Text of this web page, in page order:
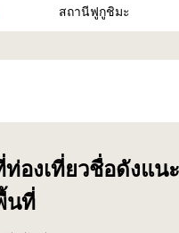
สถานีฟูกูชิมะ
องเที่ยวชื่อดังแน
นที่